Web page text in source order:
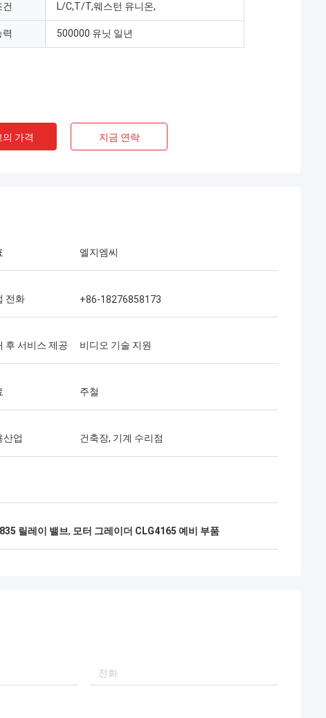
건 L/C,T/T,웨스턴 유니온,
력 500000 유닛 일년
의 가격 지금 연락
엘지엠씨
전화 +86-18276858173
후 서비스 제공 비디오 기술 지원
주철
산업 건축장, 기계 수리점
릴레이 밸브, 모터 그레이더 CLG4165 예비 부품